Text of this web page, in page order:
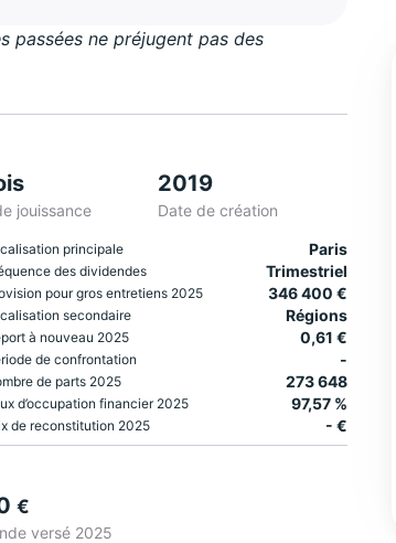
passées ne préjugent pas des
jouissance
2019
Date de création
principale Paris
des dividendes Trimestriel
pour gros entretiens 2025 346 400 €
secondaire Régions
à nouveau 2025 0,61 €
de confrontation -
de parts 2025 273 648
d’occupation financier 2025 97,57 %
de reconstitution 2025 - €
€
versé 2025